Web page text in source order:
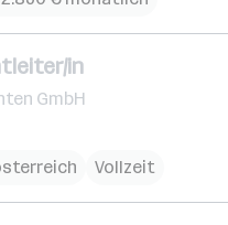
in
GmbH
Vollzeit